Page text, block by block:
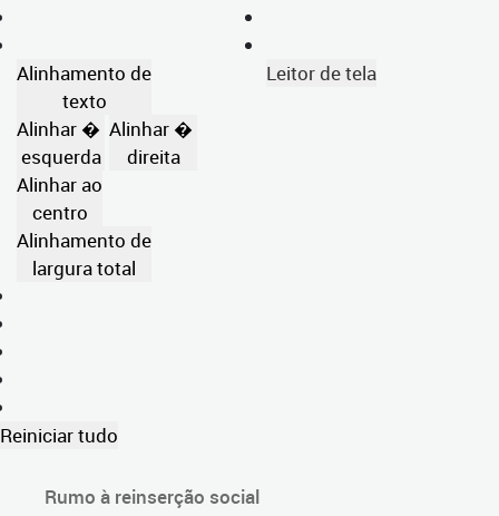
Alinhamento de
texto
Alinhar �
esquerda
Alinhar �
direita
Alinhar ao
centro
Alinhamento de
largura total
Leitor de tela
Reiniciar tudo
Rumo à reinserção social